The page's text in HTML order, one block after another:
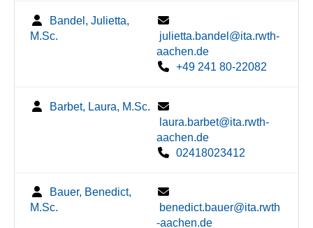
Bandel, Julietta,
M.Sc.
julietta.bandel@ita.rwth-
aachen.de
+49 241 80-22082
Barbet, Laura, M.Sc.
laura.barbet@ita.rwth-
aachen.de
02418023412
Bauer, Benedict,
M.Sc.
benedict.bauer@ita.rwth
-aachen.de